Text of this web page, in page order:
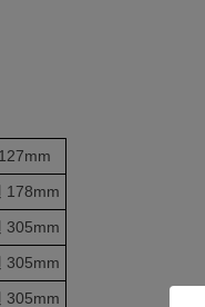
178mm
305mm
305mm
305mm